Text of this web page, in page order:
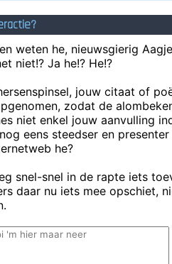
weten he, nieuwsgierig
niet!? Ja he!? He!?
jouw citaat of
zodat de
niet enkel jouw aanvulling
eens steedser en
he?
snel-snel in de rapte iets
daar nu iets mee opschiet,